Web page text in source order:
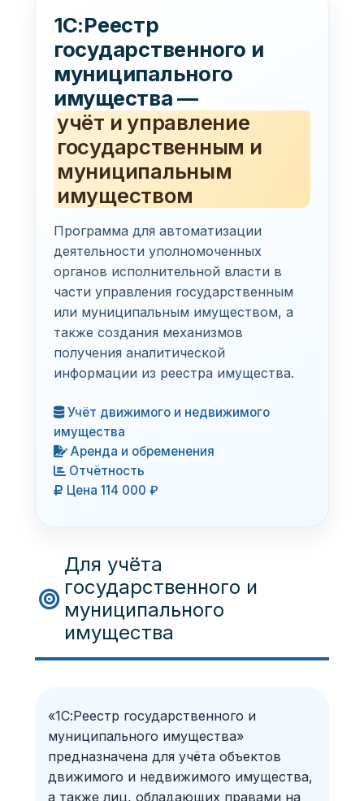
1С:Реестр
государственного и
муниципального
имущества —
учёт и управление
государственным и
муниципальным
имуществом
Программа для автоматизации
деятельности уполномоченных
органов исполнительной власти в
части управления государственным
или муниципальным имуществом, а
также создания механизмов
получения аналитической
информации из реестра имущества.
Учёт движимого и недвижимого
имущества
Аренда и обременения
Отчётность
Цена 114 000 ₽
Для учёта
государственного и
муниципального
имущества
«1С:Реестр государственного и
муниципального имущества»
предназначена для учёта объектов
движимого и недвижимого имущества,
а также лиц, обладающих правами на